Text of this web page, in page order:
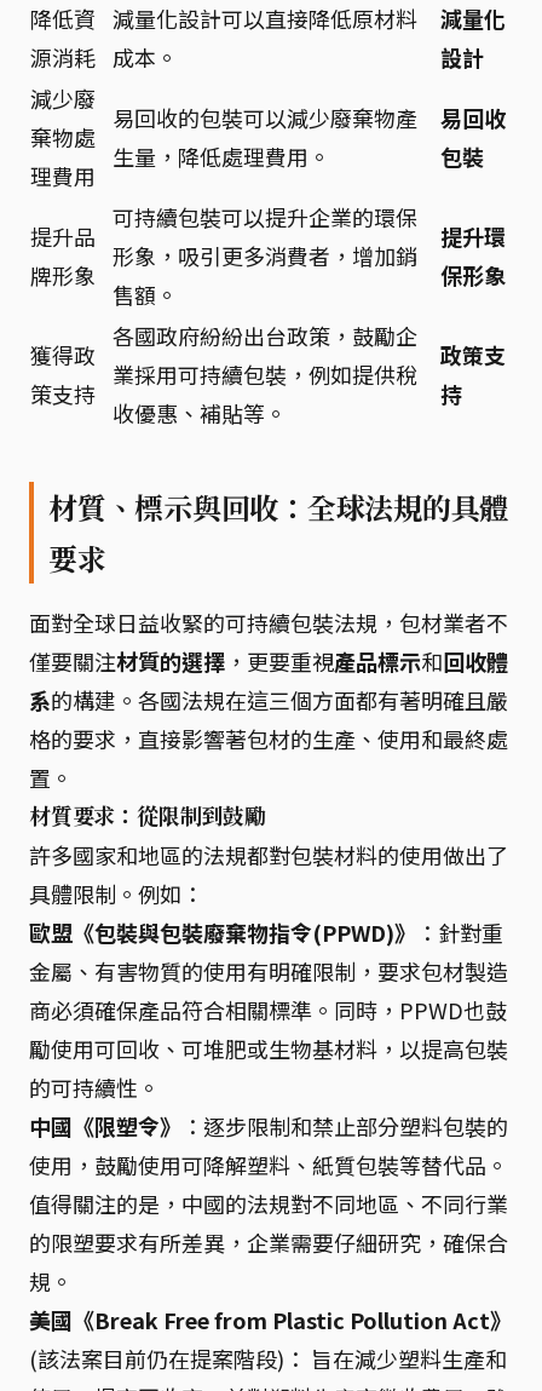
降低資
源消耗
減量化設計可以直接降低原材料
成本。
減量化
設計
減少廢
棄物處
理費用
易回收的包裝可以減少廢棄物產
生量，降低處理費用。
易回收
包裝
提升品
牌形象
可持續包裝可以提升企業的環保
形象，吸引更多消費者，增加銷
售額。
提升環
保形象
獲得政
策支持
各國政府紛紛出台政策，鼓勵企
業採用可持續包裝，例如提供稅
收優惠、補貼等。
政策支
持
材質、標示與回收：全球法規的具體
要求
面對全球日益收緊的可持續包裝法規，包材業者不
僅要關注材質的選擇 ，更要重視產品標示和回收體
系的構建。各國法規在這三個方面都有著明確且嚴
格的要求，直接影響著包材的生產、使用和最終處
置。
材質要求：從限制到鼓勵
許多國家和地區的法規都對包裝材料的使用做出了
具體限制。例如：
歐盟《包裝與包裝廢棄物指令(PPWD)》
：針對重
金屬、有害物質的使用有明確限制，要求包材製造
商必須確保產品符合相關標準。同時，PPWD也鼓
勵使用可回收、可堆肥或生物基材料，以提高包裝
的可持續性。
中國《限塑令》
：逐步限制和禁止部分塑料包裝的
使用，鼓勵使用可降解塑料、紙質包裝等替代品。
值得關注的是，中國的法規對不同地區、不同行業
的限塑要求有所差異，企業需要仔細研究，確保合
規。
美國《Break Free from Plastic Pollution Act》
(該法案目前仍在提案階段)： 旨在減少塑料生產和